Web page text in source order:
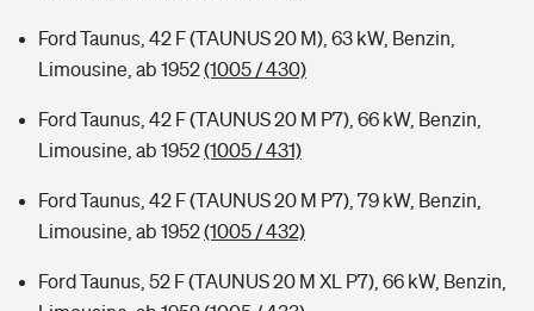
Ford Taunus, 42 F (TAUNUS 20 M), 63 kW, Benzin,
Limousine, ab 1952(1005 / 430)
Ford Taunus, 42 F (TAUNUS 20 M P7), 66 kW, Benzin,
Limousine, ab 1952(1005 / 431)
Ford Taunus, 42 F (TAUNUS 20 M P7), 79 kW, Benzin,
Limousine, ab 1952(1005 / 432)
Ford Taunus, 52 F (TAUNUS 20 M XL P7), 66 kW, Benzin,